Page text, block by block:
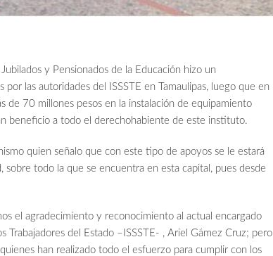
y Pensionados de la Educación hizo un
las autoridades del ISSSTE en Tamaulipas, luego que en
de 70 millones pesos en la instalación de equipamiento
beneficio a todo el derechohabiente de este instituto.
quien señalo que con este tipo de apoyos se le estará
sobre todo la que se encuentra en esta capital, pues desde
el agradecimiento y reconocimiento al actual encargado
Trabajadores del Estado –ISSSTE- , Ariel Gámez Cruz; pero
han realizado todo el esfuerzo para cumplir con los